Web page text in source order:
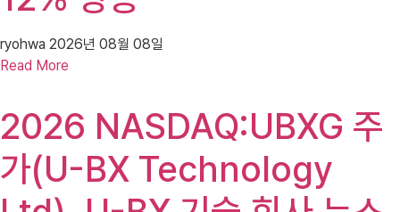
ryohwa 2026년 08월 08일
Read More
2026 NASDAQ:UBXG 주
가(U-BX Technology